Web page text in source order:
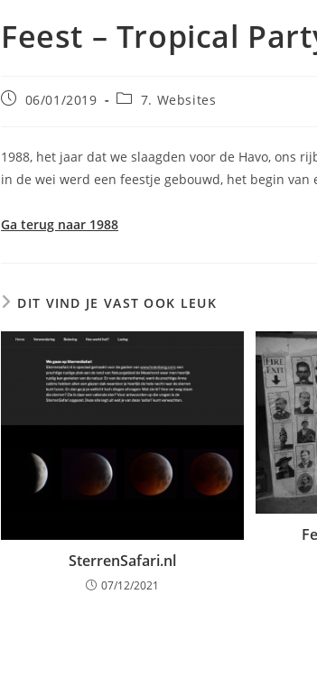
Feest – Tropical
Bericht06/01/2019 Berichtcategorie:
7. Websites
1988, het jaar dat we slaagden voor de Havo, ons
in de wei werd een feestje gebouwd, het begin
Ga terug naar 1988
DIT VIND JE VAST OOK LEUK
SterrenSafari.nl
07/12/2021